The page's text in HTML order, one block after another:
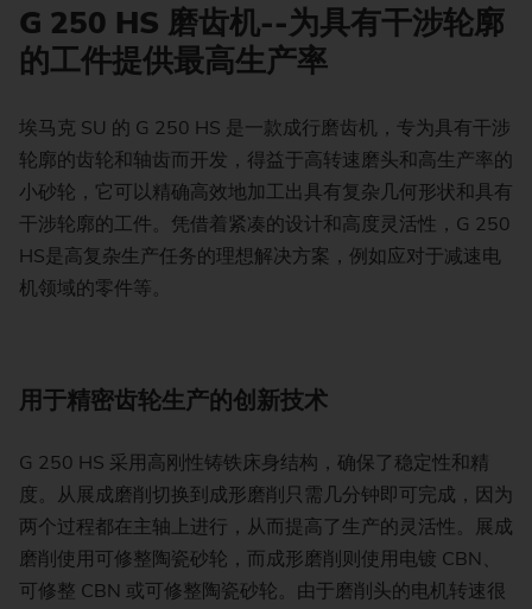
G 250 HS 磨齿机--为具有干涉轮廓
的工件提供最高生产率
埃马克 SU 的 G 250 HS 是一款成行磨齿机，专为具有干涉
轮廓的齿轮和轴齿而开发，得益于高转速磨头和高生产率的
小砂轮，它可以精确高效地加工出具有复杂几何形状和具有
干涉轮廓的工件。凭借着紧凑的设计和高度灵活性，G 250
HS是高复杂生产任务的理想解决方案，例如应对于减速电
机领域的零件等。
用于精密齿轮生产的创新技术
G 250 HS 采用高刚性铸铁床身结构，确保了稳定性和精
度。从展成磨削切换到成形磨削只需几分钟即可完成，因为
两个过程都在主轴上进行，从而提高了生产的灵活性。展成
磨削使用可修整陶瓷砂轮，而成形磨削则使用电镀 CBN、
可修整 CBN 或可修整陶瓷砂轮。由于磨削头的电机转速很